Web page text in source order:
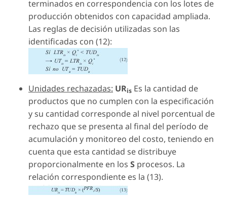
terminados en correspondencia con los lotes de
producción obtenidos con capacidad ampliada.
Las reglas de decisión utilizadas son las
identificadas con (12):
Unidades rechazadas: URis Es la cantidad de
productos que no cumplen con la especificación
y su cantidad corresponde al nivel porcentual de
rechazo que se presenta al final del período de
acumulación y monitoreo del costo, teniendo en
cuenta que esta cantidad se distribuye
proporcionalmente en los S procesos. La
relación correspondiente es la (13).